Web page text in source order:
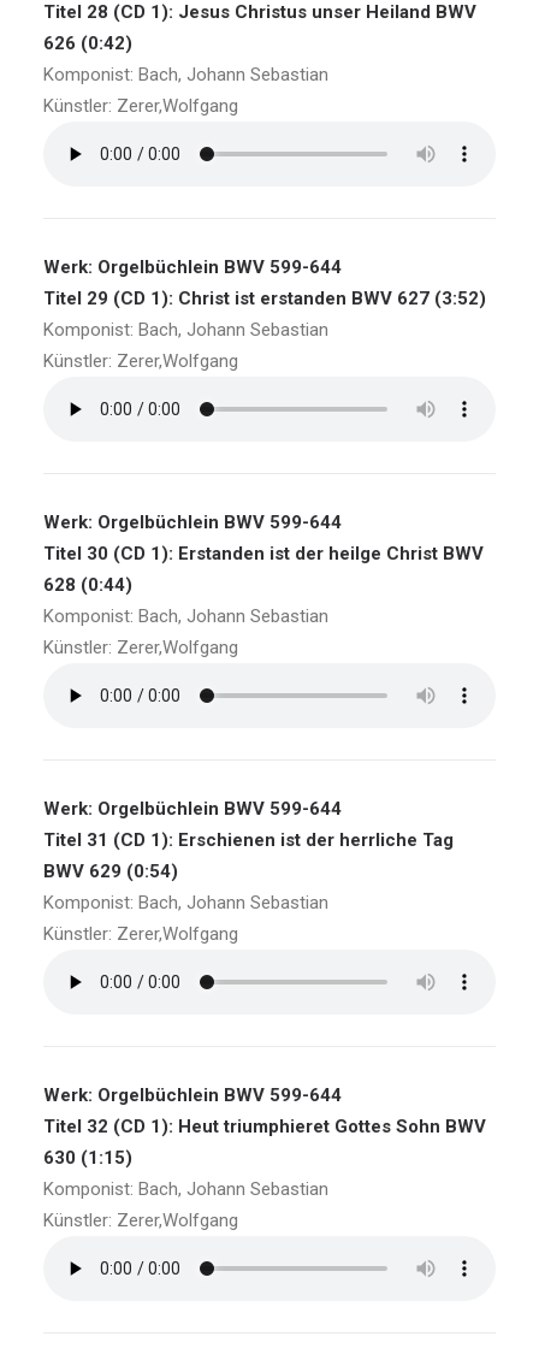
Titel 28 (CD 1): Jesus Christus unser Heiland BWV
626 (0:42)
Komponist: Bach, Johann Sebastian
Künstler: Zerer,Wolfgang
Werk: Orgelbüchlein BWV 599-644
Titel 29 (CD 1): Christ ist erstanden BWV 627 (3:52)
Komponist: Bach, Johann Sebastian
Künstler: Zerer,Wolfgang
Werk: Orgelbüchlein BWV 599-644
Titel 30 (CD 1): Erstanden ist der heilge Christ BWV
628 (0:44)
Komponist: Bach, Johann Sebastian
Künstler: Zerer,Wolfgang
Werk: Orgelbüchlein BWV 599-644
Titel 31 (CD 1): Erschienen ist der herrliche Tag
BWV 629 (0:54)
Komponist: Bach, Johann Sebastian
Künstler: Zerer,Wolfgang
Werk: Orgelbüchlein BWV 599-644
Titel 32 (CD 1): Heut triumphieret Gottes Sohn BWV
630 (1:15)
Komponist: Bach, Johann Sebastian
Künstler: Zerer,Wolfgang